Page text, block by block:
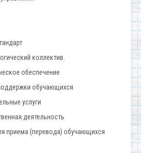
коллектив.
обеспечение
обучающихся
услуги
деятельность
приема (перевода) обучающихся